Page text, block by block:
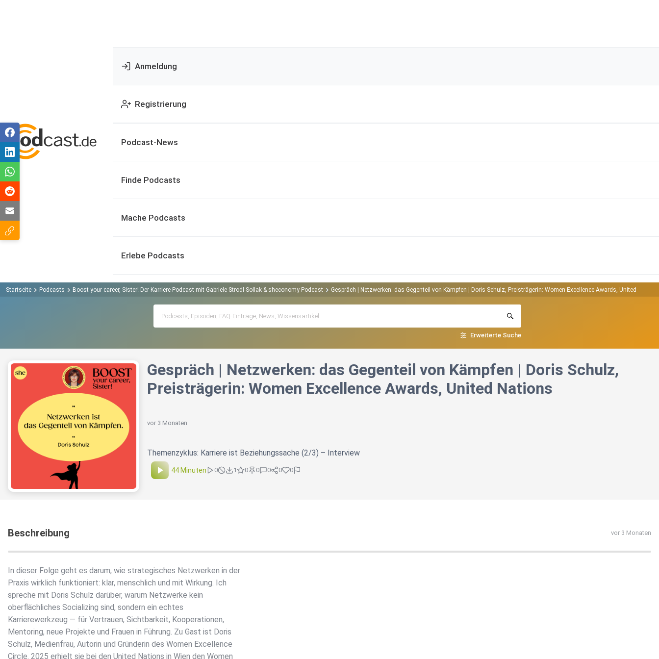
Anmeldung
Registrierung
Podcast-News
Finde Podcasts
Mache Podcasts
Erlebe Podcasts
Startseite Podcasts Boost your career, Sister! Der Karriere-Podcast mit Gabriele Strodl-Sollak & sheconomy Podcast Gespräch | Netzwerken: das Gegenteil von Kämpfen | Doris Schulz, Preisträgerin: Women Excellence Awards, United Nations
Erweiterte Suche
Gespräch | Netzwerken: das Gegenteil von Kämpfen | Doris Schulz,
Preisträgerin: Women Excellence Awards, United Nations
vor 3 Monaten
Themenzyklus: Karriere ist Beziehungssache (2/3) – Interview
44 Minuten 0 1 0 0 0 0 0
Beschreibung vor 3 Monaten
In dieser Folge geht es darum, wie strategisches Netzwerken in der
Praxis wirklich funktioniert: klar, menschlich und mit Wirkung. Ich
spreche mit Doris Schulz darüber, warum Netzwerke kein
oberflächliches Socializing sind, sondern ein echtes
Karrierewerkzeug — für Vertrauen, Sichtbarkeit, Kooperationen,
Mentoring, neue Projekte und Frauen in Führung. Zu Gast ist Doris
Schulz, Medienfrau, Autorin und Gründerin des Women Excellence
Circle. 2025 erhielt sie bei den United Nations in Wien den Women